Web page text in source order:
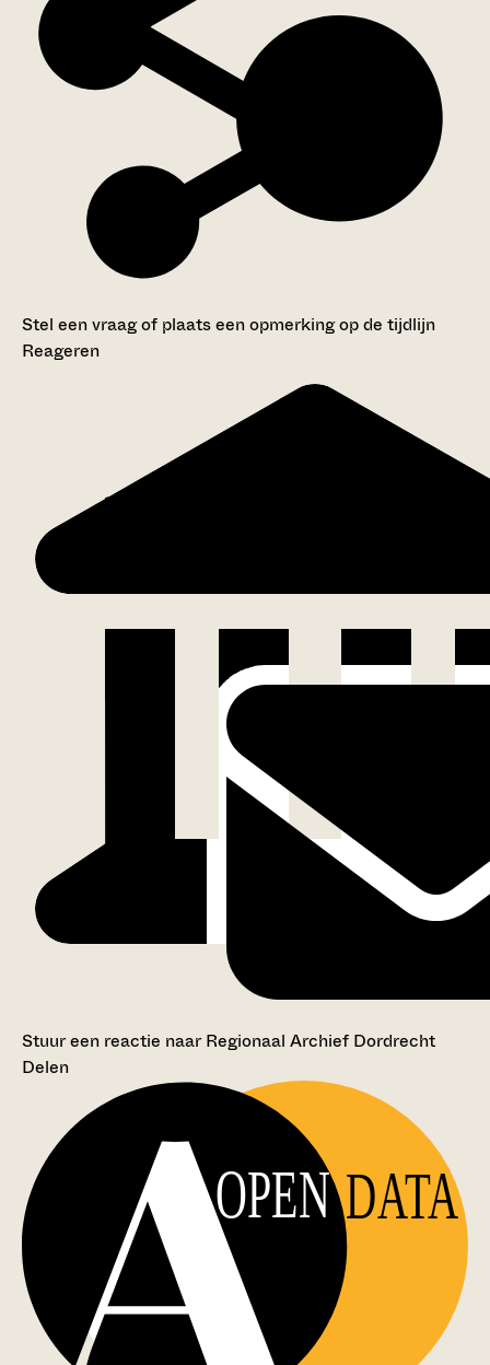
Stel een vraag of plaats een opmerking op de tijdlijn
Reageren
Stuur een reactie naar Regionaal Archief Dordrecht
Delen
OPEN DATA